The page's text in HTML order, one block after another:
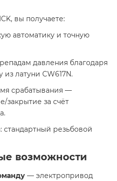
вы получаете:
автоматику и точную
давления благодаря
латуни CW617N.
срабатывания —
закрытие за счёт
стандартный резьбовой
возможности
— электропривод